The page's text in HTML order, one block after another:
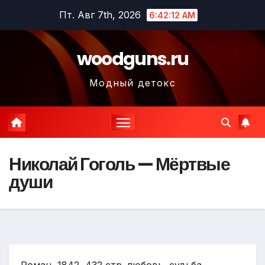
содержимому
Пт. Авг 7th, 2026 6:42:13 AM
woodguns.ru
Модный детокс
Николай Гоголь — Мёртвые
души